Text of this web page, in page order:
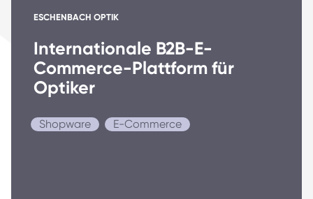
ESCHENBACH OPTIK
Internationale B2B-E-
Commerce-Plattform für
Optiker
Shopware E-Commerce